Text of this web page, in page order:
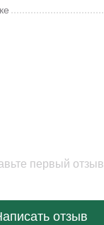
первый отзыв
отзыв